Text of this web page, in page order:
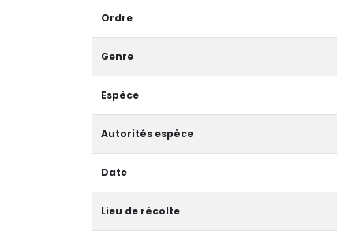
Ordre
Genre
Espèce
Autorités espèce
Date
Lieu de récolte